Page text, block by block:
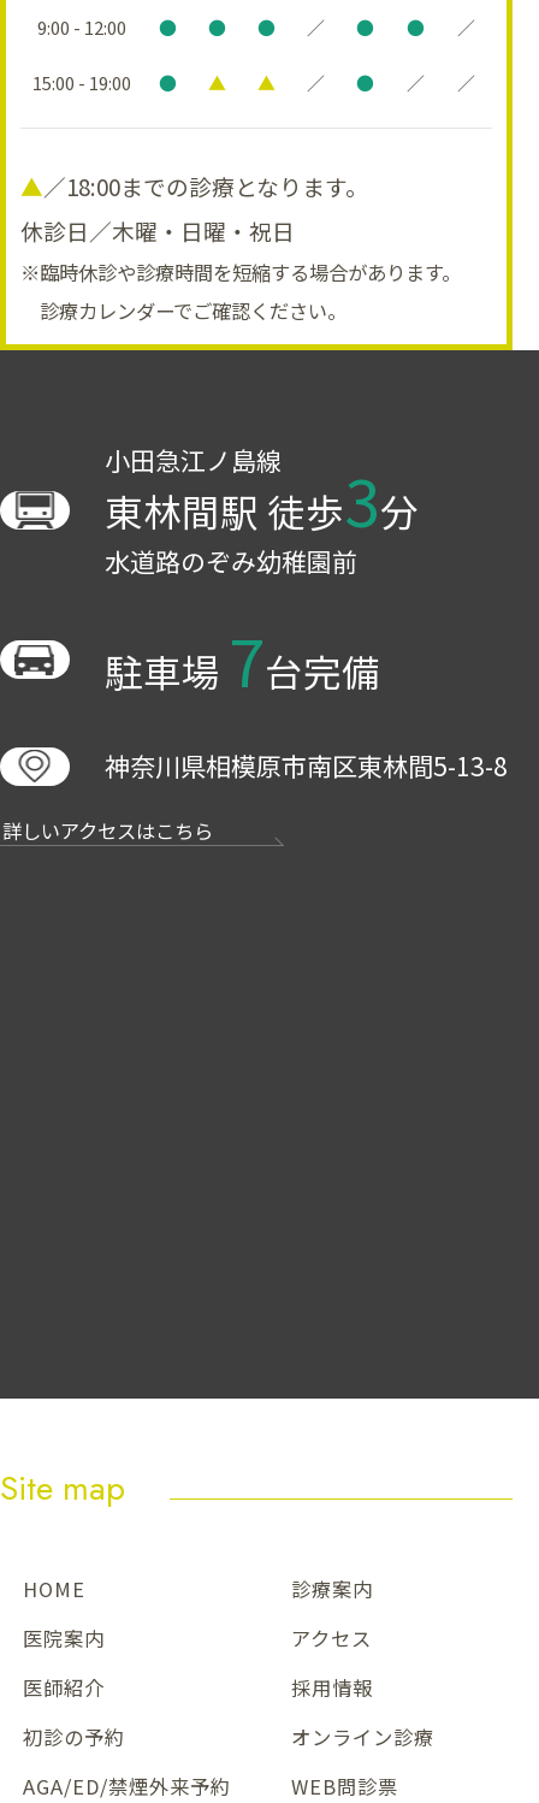
9:00 - 12:00 ● ● ● ／ ● ● ／
15:00 - 19:00 ● ▲ ▲ ／ ● ／ ／
▲／18:00までの診療となります。
休診日／木曜・日曜・祝日
※臨時休診や診療時間を短縮する場合があります。
診療カレンダーでご確認ください。
小田急江ノ島線
東林間駅 徒歩3分
水道路のぞみ幼稚園前
駐車場 7台完備
神奈川県相模原市南区東林間5-13-8
詳しいアクセスはこちら
Site map
HOME
診療案内
医院案内
アクセス
医師紹介
採用情報
初診の予約
オンライン診療
AGA/ED/禁煙外来予約
WEB問診票